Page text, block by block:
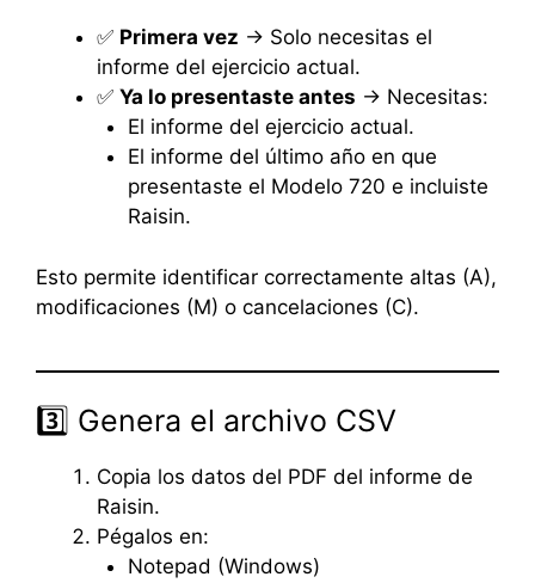
✅ Primera vez → Solo necesitas el
informe del ejercicio actual.
✅ Ya lo presentaste antes → Necesitas:
El informe del ejercicio actual.
El informe del último año en que
presentaste el Modelo 720 e incluiste
Raisin.
Esto permite identificar correctamente altas (A),
modificaciones (M) o cancelaciones (C).
3️⃣ Genera el archivo CSV
Copia los datos del PDF del informe de
Raisin.
Pégalos en:
Notepad (Windows)